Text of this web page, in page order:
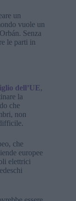
un
vuole un
Senza
le parti in
dell’UE,
la
che
non
che
europee
elettrici